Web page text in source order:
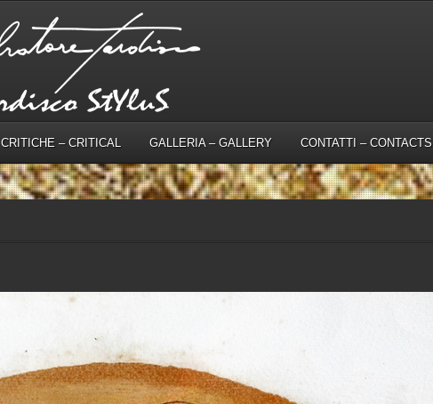
CRITICHE – CRITICAL GALLERIA – GALLERY CONTATTI – CONTACTS